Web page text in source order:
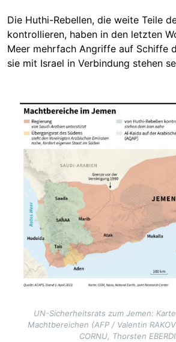
Die Huthi-Rebellen, die weite Teile
kontrollieren, haben in den letzten
Meer mehrfach Angriffe auf Schiffe
sie mit Israel in Verbindung stehen
Image
UN-Sicherheitsrats zum Jemen:
Machtbereichen (AFP / Valentin
CORNU, Thorsten